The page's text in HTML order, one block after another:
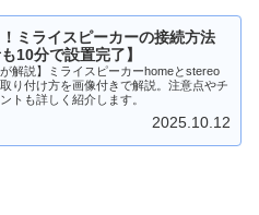
ミライスピーカーの接続方法
も10分で設置完了】
が解説】ミライスピーカーhomeとstereo
り付け方を画像付きで解説。注意点やチ
トも詳しく紹介します。
2025.10.12